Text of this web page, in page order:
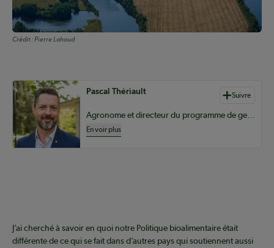
Crédit :Pierre Lahoud
Auteurs de contenu
Pascal Thériault Suivre
Agronome et directeur du programme de gestion et technologies d’entreprise agricole au Campus MacDonald de l’Université McGill
En voir plus
J’ai cherché à savoir en quoi notre Politique bioalimentaire était
différente de ce qui se fait dans d’autres pays qui soutiennent aussi